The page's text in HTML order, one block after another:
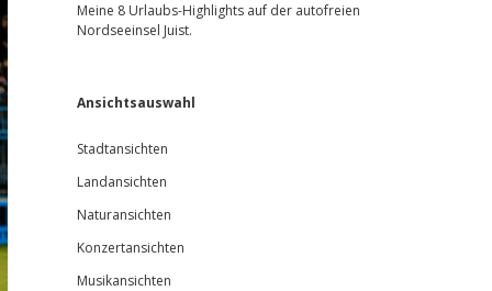
Meine 8 Urlaubs-Highlights auf der autofreien
Nordseeinsel Juist.
Ansichtsauswahl
Stadtansichten
Landansichten
Naturansichten
Konzertansichten
Musikansichten